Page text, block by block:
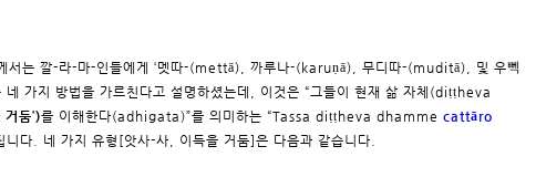
서는 깔-라-마-인들에게 ‘멧따-(mettā), 까루나-(karuṇā), 무디따-(muditā), 및 우뻭
가지 방법을 가르친다고 설명하셨는데, 이것은 “그들이 현재 삶 자체(diṭṭheva
거둠’)를 이해한다(adhigata)”를 의미하는 “Tassa diṭṭheva dhamme cattāro
. 네 가지 유형[앗사-사, 이득을 거둠]은 다음과 같습니다.